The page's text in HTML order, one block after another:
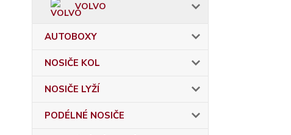
VOLVO
AUTOBOXY
NOSIČE KOL
NOSIČE LYŽÍ
PODÉLNÉ NOSIČE